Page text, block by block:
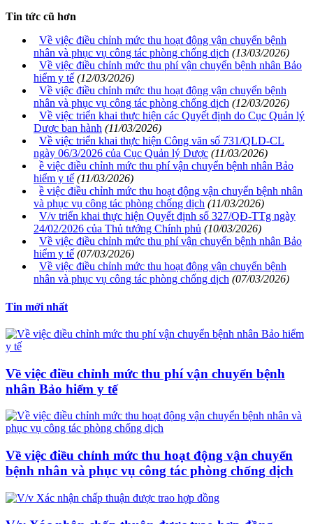
Tin tức cũ hơn
Về việc điều chỉnh mức thu hoạt động vận chuyển bệnh
nhân và phục vụ công tác phòng chống dịch (13/03/2026)
Về việc điều chỉnh mức thu phí vận chuyển bệnh nhân Bảo
hiểm y tế (12/03/2026)
Về việc điều chỉnh mức thu hoạt động vận chuyển bệnh
nhân và phục vụ công tác phòng chống dịch (12/03/2026)
Về việc triển khai thực hiện các Quyết định do Cục Quản lý
Dược ban hành (11/03/2026)
Về việc triển khai thực hiện Công văn số 731/QLD-CL
ngày 06/3/2026 của Cục Quản lý Dược (11/03/2026)
ề việc điều chỉnh mức thu phí vận chuyển bệnh nhân Bảo
hiểm y tế (11/03/2026)
ề việc điều chỉnh mức thu hoạt động vận chuyển bệnh nhân
và phục vụ công tác phòng chống dịch (11/03/2026)
V/v triển khai thực hiện Quyết định số 327/QĐ-TTg ngày
24/02/2026 của Thủ tướng Chính phủ (10/03/2026)
Về việc điều chỉnh mức thu phí vận chuyển bệnh nhân Bảo
hiểm y tế (07/03/2026)
Về việc điều chỉnh mức thu hoạt động vận chuyển bệnh
nhân và phục vụ công tác phòng chống dịch (07/03/2026)
Tin mới nhất
Về việc điều chỉnh mức thu phí vận chuyển bệnh
nhân Bảo hiểm y tế
Về việc điều chỉnh mức thu hoạt động vận chuyển
bệnh nhân và phục vụ công tác phòng chống dịch